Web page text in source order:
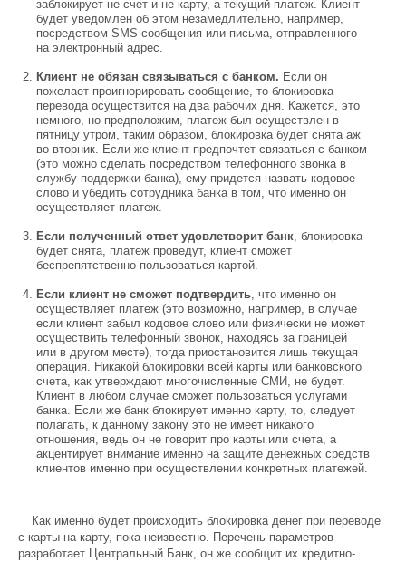
заблокирует не счет и не карту, а текущий платеж. Клиент
будет уведомлен об этом незамедлительно, например,
посредством SMS сообщения или письма, отправленного
на электронный адрес.
Клиент не обязан связываться с банком. Если он
пожелает проигнорировать сообщение, то блокировка
перевода осуществится на два рабочих дня. Кажется, это
немного, но предположим, платеж был осуществлен в
пятницу утром, таким образом, блокировка будет снята аж
во вторник. Если же клиент предпочтет связаться с банком
(это можно сделать посредством телефонного звонка в
службу поддержки банка), ему придется назвать кодовое
слово и убедить сотрудника банка в том, что именно он
осуществляет платеж.
Если полученный ответ удовлетворит банк, блокировка
будет снята, платеж проведут, клиент сможет
беспрепятственно пользоваться картой.
Если клиент не сможет подтвердить, что именно он
осуществляет платеж (это возможно, например, в случае
если клиент забыл кодовое слово или физически не может
осуществить телефонный звонок, находясь за границей
или в другом месте), тогда приостановится лишь текущая
операция. Никакой блокировки всей карты или банковского
счета, как утверждают многочисленные СМИ, не будет.
Клиент в любом случае сможет пользоваться услугами
банка. Если же банк блокирует именно карту, то, следует
полагать, к данному закону это не имеет никакого
отношения, ведь он не говорит про карты или счета, а
акцентирует внимание именно на защите денежных средств
клиентов именно при осуществлении конкретных платежей.
Как именно будет происходить блокировка денег при переводе
с карты на карту, пока неизвестно. Перечень параметров
разработает Центральный Банк, он же сообщит их кредитно-